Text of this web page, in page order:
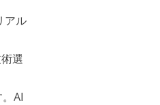
アル
選
AI